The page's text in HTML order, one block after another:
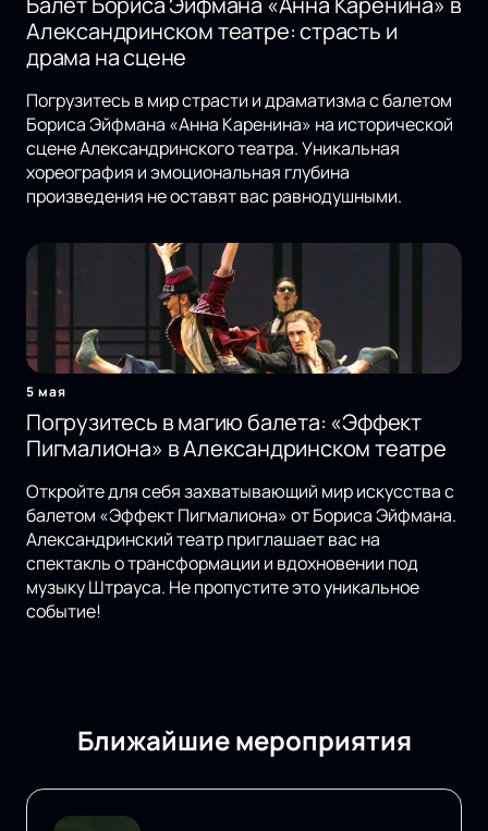
Александринском театре: страсть и
драма на сцене
Погрузитесь в мир страсти и драматизма с балетом
Бориса Эйфмана «Анна Каренина» на исторической
сцене Александринского театра. Уникальная
хореография и эмоциональная глубина
произведения не оставят вас равнодушными.
5 мая
Погрузитесь в магию балета: «Эффект
Пигмалиона» в Александринском театре
Откройте для себя захватывающий мир искусства с
балетом «Эффект Пигмалиона» от Бориса Эйфмана.
Александринский театр приглашает вас на
спектакль о трансформации и вдохновении под
музыку Штрауса. Не пропустите это уникальное
событие!
Ближайшие мероприятия